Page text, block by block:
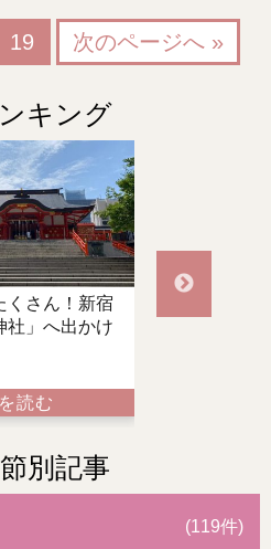
19 次のページへ »
キング
ザエさんに会いに行こ
！世田谷区桜新町を散
つづきを読む
別記事
(119件)